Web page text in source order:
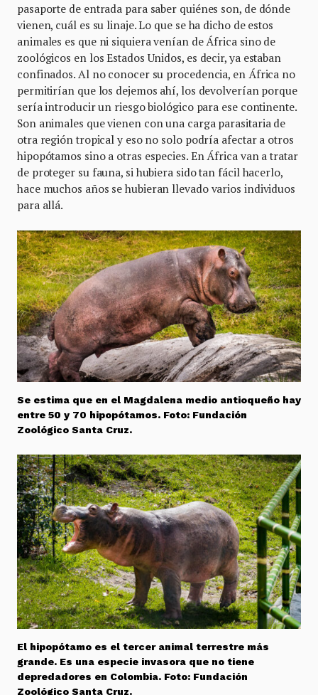
pasaporte de entrada para saber quiénes son, de dónde
vienen, cuál es su linaje. Lo que se ha dicho de estos
animales es que ni siquiera venían de África sino de
zoológicos en los Estados Unidos, es decir, ya estaban
confinados. Al no conocer su procedencia, en África no
permitirían que los dejemos ahí, los devolverían porque
sería introducir un riesgo biológico para ese continente.
Son animales que vienen con una carga parasitaria de
otra región tropical y eso no solo podría afectar a otros
hipopótamos sino a otras especies. En África van a tratar
de proteger su fauna, si hubiera sido tan fácil hacerlo,
hace muchos años se hubieran llevado varios individuos
para allá.
Se estima que en el Magdalena medio antioqueño hay
entre 50 y 70 hipopótamos. Foto: Fundación
Zoológico Santa Cruz.
El hipopótamo es el tercer animal terrestre más
grande. Es una especie invasora que no tiene
depredadores en Colombia. Foto: Fundación
Zoológico Santa Cruz.